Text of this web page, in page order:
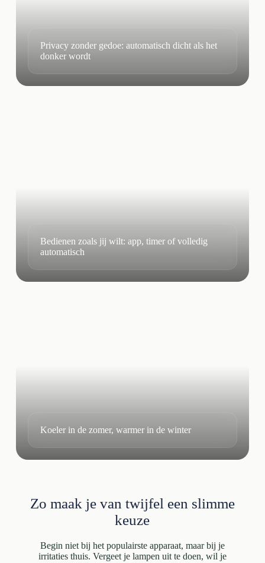
Privacy zonder gedoe: automatisch dicht als het
donker wordt
Bedienen zoals jij wilt: app, timer of volledig
automatisch
Koeler in de zomer, warmer in de winter
Zo maak je van twijfel een slimme
keuze
Begin niet bij het populairste apparaat, maar bij je
irritaties thuis. Vergeet je lampen uit te doen, wil je